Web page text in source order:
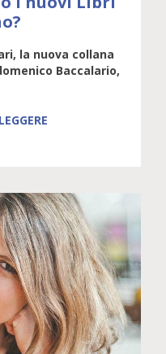
la nuova collana
Baccalario,